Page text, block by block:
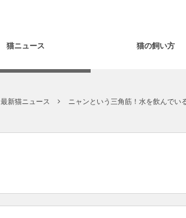
猫ニュース 猫の飼い方
最新猫ニュース ニャンという三角筋！水を飲んでい